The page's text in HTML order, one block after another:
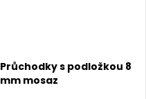
Průchodky s podložkou 8
mm mosaz